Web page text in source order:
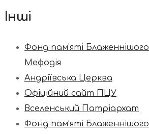
Інші
Фонд пам’яті
Мефодія
Андріївська Церква
Офіційний сайт ПЦУ
Вселенський Патріархат
Фонд пам’яті